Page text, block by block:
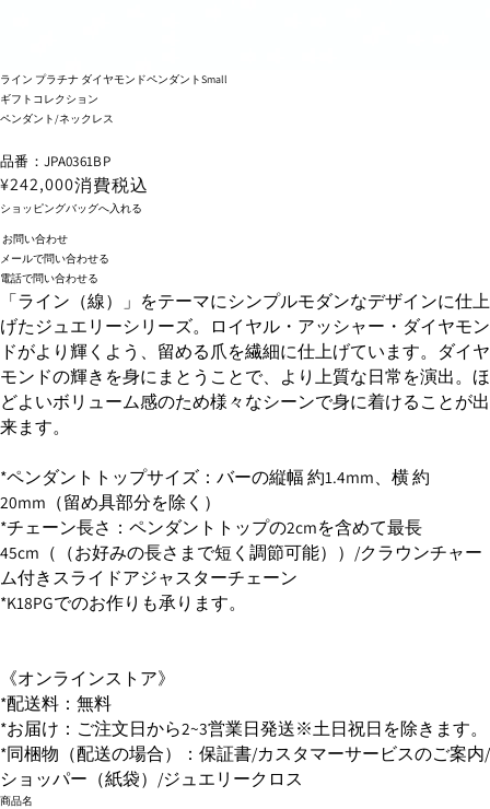
ライン プラチナ ダイヤモンドペンダントSmall
ギフトコレクション
ペンダント/ネックレス
品番：JPA0361BP
¥242,000消費税込
ショッピングバッグへ入れる
お問い合わせ
メールで問い合わせる
電話で問い合わせる
「ライン（線）」をテーマにシンプルモダンなデザインに仕上
げたジュエリーシリーズ。ロイヤル・アッシャー・ダイヤモン
ドがより輝くよう、留める爪を繊細に仕上げています。ダイヤ
モンドの輝きを身にまとうことで、より上質な日常を演出。ほ
どよいボリューム感のため様々なシーンで身に着けることが出
来ます。
*ペンダントトップサイズ：バーの縦幅 約1.4mm、横 約
20mm（留め具部分を除く）
*チェーン長さ：ペンダントトップの2cmを含めて最長
45cm（（お好みの長さまで短く調節可能） ）/クラウンチャー
ム付きスライドアジャスターチェーン
*K18PGでのお作りも承ります。
《オンラインストア》
*配送料：無料
*お届け：ご注文日から2~3営業日発送※土日祝日を除きます。
*同梱物（配送の場合）：保証書/カスタマーサービスのご案内/
ショッパー（紙袋）/ジュエリークロス
商品名